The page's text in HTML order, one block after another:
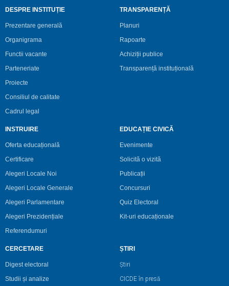
DESPRE INSTITUȚIE
Prezentare generală
Organigrama
Functii vacante
Parteneriate
Proiecte
Consiliul de calitate
Cadrul legal
TRANSPARENȚĂ
Planuri
Rapoarte
Achiziții publice
Transparență instituțională
INSTRUIRE
Oferta educațională
Certificare
Alegeri Locale Noi
Alegeri Locale Generale
Alegeri Parlamentare
Alegeri Prezidențiale
Referendumuri
EDUCAȚIE CIVICĂ
Evenimente
Solicită o vizită
Publicații
Concursuri
Quiz Electoral
Kit-uri educaționale
CERCETARE
Digest electoral
Studii și analize
ȘTIRI
Știri
CICDE în presă